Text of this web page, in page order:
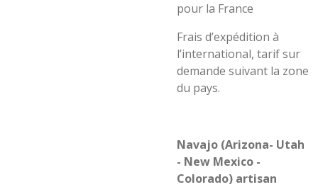
pour la France
Frais d’expédition à
l’international, tarif sur
demande suivant la zone
du pays.
Navajo (Arizona- Utah
- New Mexico -
Colorado) artisan